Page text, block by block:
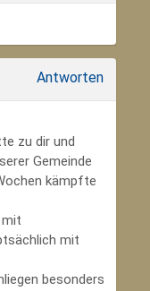
Antworten
zu dir und
Gemeinde
kämpfte
mit
besonders